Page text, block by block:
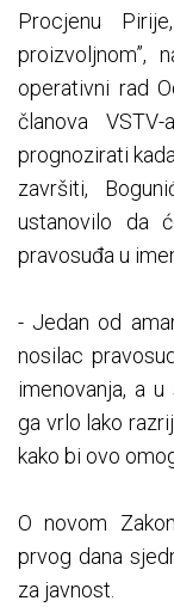
Procjenu
proizvoljnom”,
operativni rad
članova
prognozirati
završiti,
ustanovilo da
pravosuđa u
- Jedan od
nosilac
imenovanja, a
ga vrlo lako
kako bi ovo
O novom
prvog dana
za javnost.